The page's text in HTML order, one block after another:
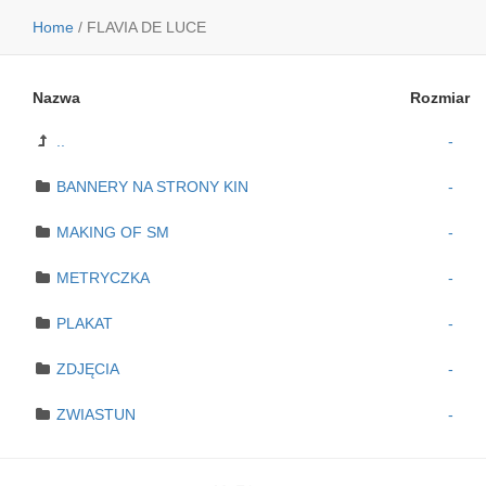
Home / FLAVIA DE LUCE
Nazwa Rozmiar
-
BANNERY NA STRONY KIN -
MAKING OF SM -
METRYCZKA -
PLAKAT -
ZDJĘCIA -
ZWIASTUN -